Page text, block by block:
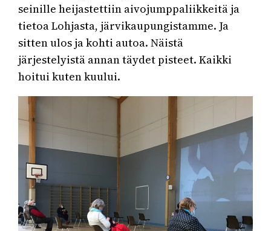
seinille heijastettiin aivojumppaliikkeitä ja
tietoa Lohjasta, järvikaupungistamme. Ja
sitten ulos ja kohti autoa. Näistä
järjestelyistä annan täydet pisteet. Kaikki
hoitui kuten kuului.